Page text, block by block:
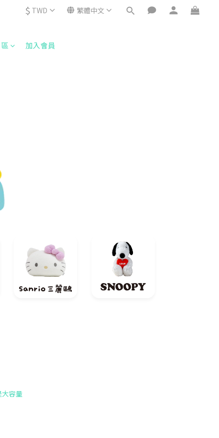
$ TWD 繁體中文
加入會員